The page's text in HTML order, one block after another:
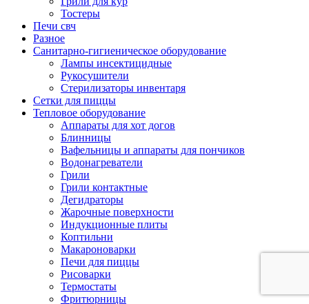
Тостеры
Печи свч
Разное
Санитарно-гигиеническое оборудование
Лампы инсектицидные
Рукосушители
Стерилизаторы инвентаря
Сетки для пиццы
Тепловое оборудование
Аппараты для хот догов
Блинницы
Вафельницы и аппараты для пончиков
Водонагреватели
Грили
Грили контактные
Дегидраторы
Жарочные поверхности
Индукционные плиты
Коптильни
Макароноварки
Печи для пиццы
Рисоварки
Термостаты
Фритюрницы